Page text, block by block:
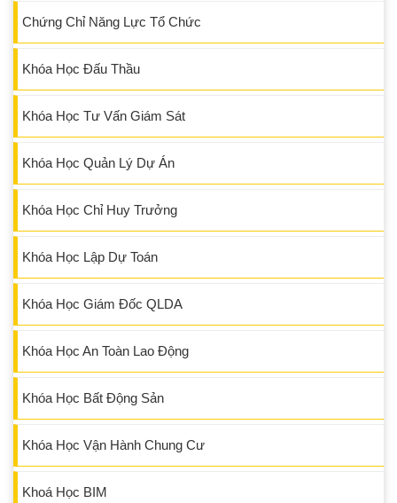
Chứng Chỉ Năng Lực Tổ Chức
Khóa Học Đấu Thầu
Khóa Học Tư Vấn Giám Sát
Khóa Học Quản Lý Dự Án
Khóa Học Chỉ Huy Trưởng
Khóa Học Lập Dự Toán
Khóa Học Giám Đốc QLDA
Khóa Học An Toàn Lao Động
Khóa Học Bất Động Sản
Khóa Học Vận Hành Chung Cư
Khoá Học BIM